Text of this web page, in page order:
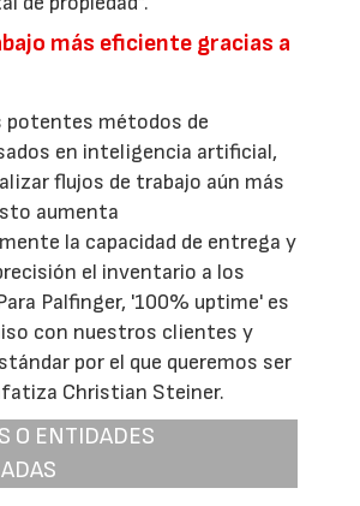
más eficiente gracias a
potentes métodos de
​​en inteligencia artificial,
flujos de trabajo aún más
aumenta
la capacidad de entrega y
el inventario a los
Palfinger, '100% uptime' es
con nuestros clientes y
por el que queremos ser
Christian Steiner.
O ENTIDADES